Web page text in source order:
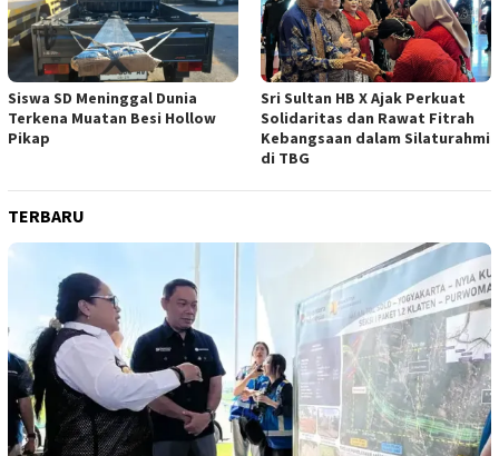
Siswa SD Meninggal Dunia
Terkena Muatan Besi Hollow
Pikap
Sri Sultan HB X Ajak Perkuat
Solidaritas dan Rawat Fitrah
Kebangsaan dalam Silaturahmi
di TBG
TERBARU